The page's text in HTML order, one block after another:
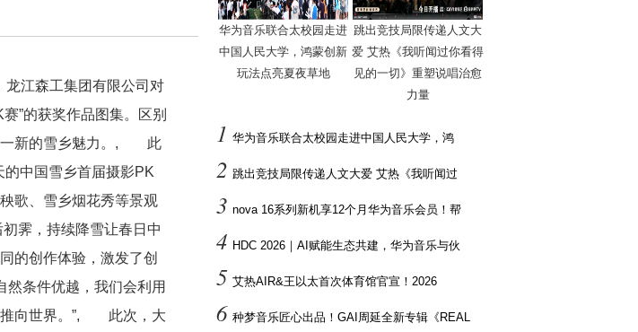
江森工集团有限公司对
”的获奖作品图集。区别
一新的雪乡魅力。, 此
中国雪乡首届摄影PK
歌、雪乡烟花秀等景观
霁，持续降雪让春日中
的创作体验，激发了创
条件优越，我们会利用
推向世界。”, 此次，大
华为音乐联合太校园走进
中国人民大学，鸿蒙创新
玩法点亮夏夜草地
跳出竞技局限传递人文大
爱 艾热《我听闻过你看得
见的一切》重塑说唱治愈
力量
1 华为音乐联合太校园走进中国人民大学，鸿
2 跳出竞技局限传递人文大爱 艾热《我听闻过
3 nova 16系列新机享12个月华为音乐会员！帮
4 HDC 2026｜AI赋能生态共建，华为音乐与伙
5 艾热AIR&王以太首次体育馆官宣！2026
6 种梦音乐匠心出品！GAI周延全新专辑《REAL